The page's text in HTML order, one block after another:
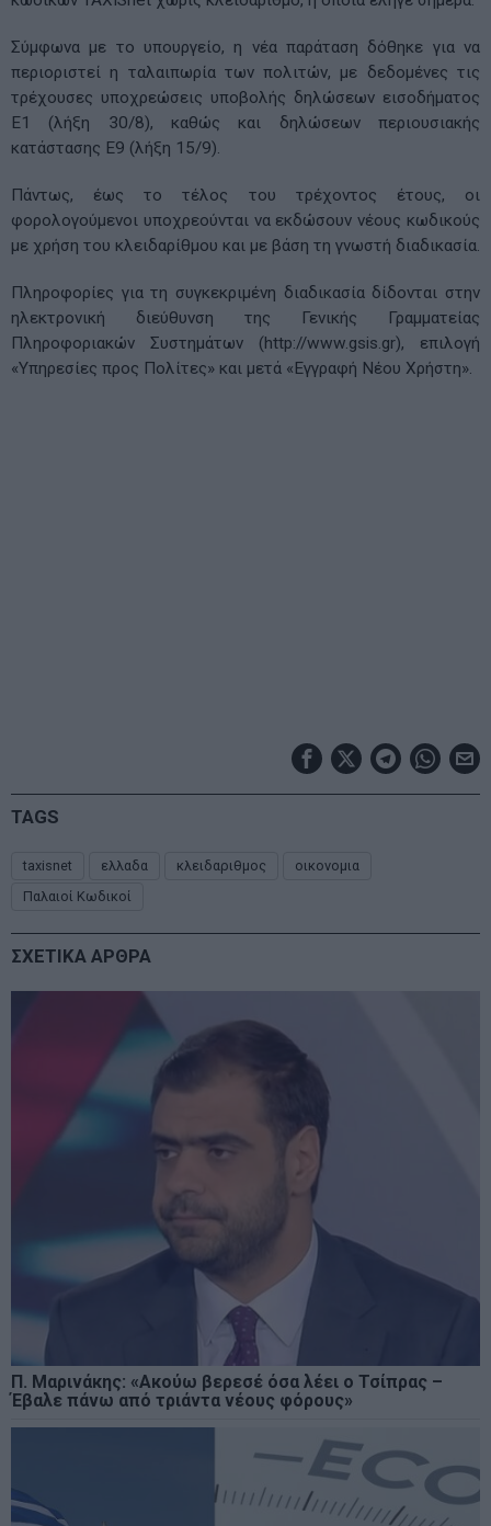
Σύμφωνα με το υπουργείο, η νέα παράταση δόθηκε για να
περιοριστεί η ταλαιπωρία των πολιτών, με δεδομένες τις
τρέχουσες υποχρεώσεις υποβολής δηλώσεων εισοδήματος
Ε1 (λήξη 30/8), καθώς και δηλώσεων περιουσιακής
κατάστασης Ε9 (λήξη 15/9).
Πάντως, έως το τέλος του τρέχοντος έτους, οι
φορολογούμενοι υποχρεούνται να εκδώσουν νέους κωδικούς
με χρήση του κλειδαρίθμου και με βάση τη γνωστή διαδικασία.
Πληροφορίες για τη συγκεκριμένη διαδικασία δίδονται στην
ηλεκτρονική διεύθυνση της Γενικής Γραμματείας
Πληροφοριακών Συστημάτων (http://www.gsis.gr), επιλογή
«Υπηρεσίες προς Πολίτες» και μετά «Εγγραφή Νέου Χρήστη».
TAGS
taxisnet ελλαδα κλειδαριθμος
οικονομια
Παλαιοί Κωδικοί
ΣΧΕΤΙΚΑ ΑΡΘΡΑ
Π. Μαρινάκης: «Ακούω βερεσέ όσα λέει ο Τσίπρας –
Έβαλε πάνω από τριάντα νέους φόρους»